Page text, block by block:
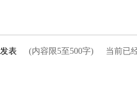
发表 (内容限5至500字) 当前已